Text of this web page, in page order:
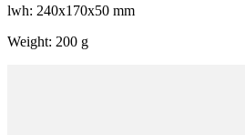
lwh: 240x170x50 mm
Weight: 200 g